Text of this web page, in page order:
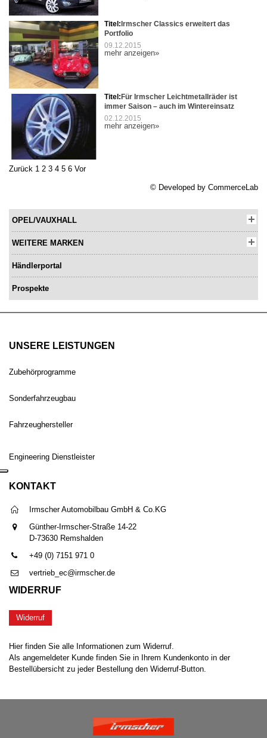
Titel: Irmscher Classics erweitert das
Portfolio
09.12.2015
mehr anzeigen»
Titel: Für Irmscher Leichtmetallräder ist
immer Saison – auch im Wintereinsatz
02.12.2015
mehr anzeigen»
Zurück 1 2 3 4 5 6 Vor
© Developed by CommerceLab
OPEL/VAUXHALL
WEITERE MARKEN
Händlerportal
Prospekte
UNSERE LEISTUNGEN
Zubehörprogramme
Sonderfahrzeugbau
Fahrzeughersteller
Engineering Dienstleister
KONTAKT
Irmscher Automobilbau GmbH & Co.KG
Günther-Irmscher-Straße 14-22
D-73630 Remshalden
+49 (0) 7151 971 0
vertrieb_ec@irmscher.de
WIDERRUF
Widerruf
Hier finden Sie alle Informationen zum Widerruf.
Als angemeldeter Kunde finden Sie in Ihrem Kundenkonto in der
Bestellübersicht zu jeder Bestellung den Widerruf-Button.